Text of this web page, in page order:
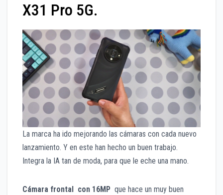
X31 Pro 5G.
La marca ha ido mejorando las cámaras con cada nuevo
lanzamiento. Y en este han hecho un buen trabajo.
Integra la IA tan de moda, para que le eche una mano.
Cámara frontal con 16MP que hace un muy buen